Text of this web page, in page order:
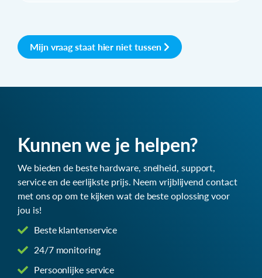
Mijn vraag staat hier niet tussen
Kunnen we je helpen?
We bieden de beste hardware, snelheid, support,
service en de eerlijkste prijs. Neem vrijblijvend contact
met ons op om te kijken wat de beste oplossing voor
jou is!
Beste klantenservice
24/7 monitoring
Persoonlijke service